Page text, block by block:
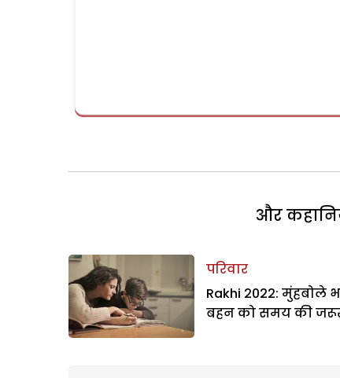
और
परिवार
Rakhi 2022: मुंहबोले
बहन को समय की